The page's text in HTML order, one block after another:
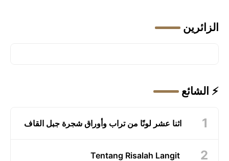
الزائرين
⚡ الشائع
اثنا عشر لونًا من تراب وأوراق شجرة جبل القاف
Tentang Risalah Langit